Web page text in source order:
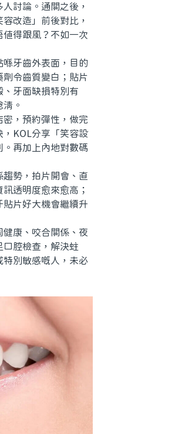
討論。通關之後，
改造」前後對比，
得跟風？不如一次
牙齒外表面，目的
令齒質變白；貼片
牙面缺損特別有
。
，預約彈性，做完
，KOL分享「笑容設
再加上內地對數碼
勢，拍片開會、直
透明度愈來愈高；
片好大機會繼續升
康、咬合關係、夜
腔檢查，解決蛀
特別敏感嘅人，未必